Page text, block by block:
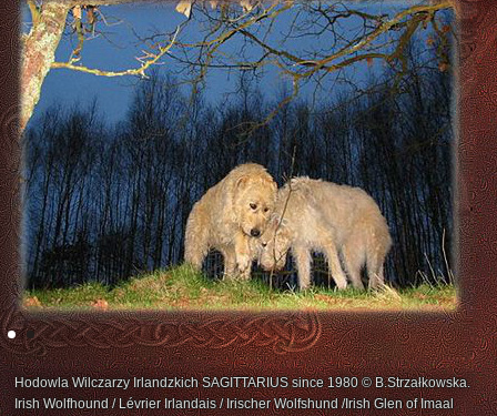
Hodowla Wilczarzy Irlandzkich SAGITTARIUS since 1980 © B.Strzałkowska.
Irish Wolfhound / Lévrier Irlandais / Irischer Wolfshund /Irish Glen of Imaal